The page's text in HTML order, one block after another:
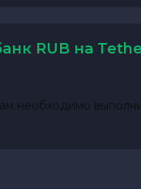
RUB на
необходимо